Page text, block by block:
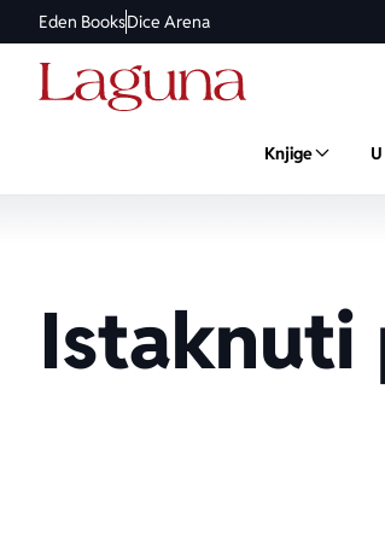
Eden BooksDice Arena
Knjige
Istaknuti